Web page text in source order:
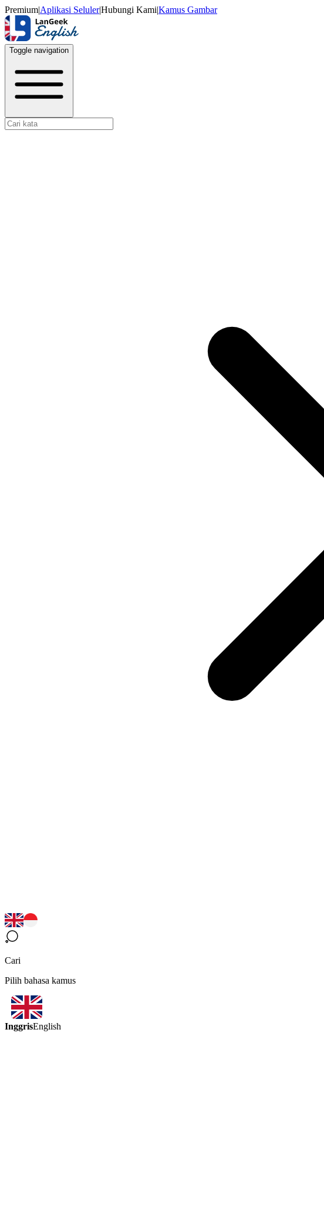
Premium|Aplikasi Seluler|Hubungi Kami|Kamus Gambar
Toggle navigation
Cari
Pilih bahasa kamus
InggrisEnglish